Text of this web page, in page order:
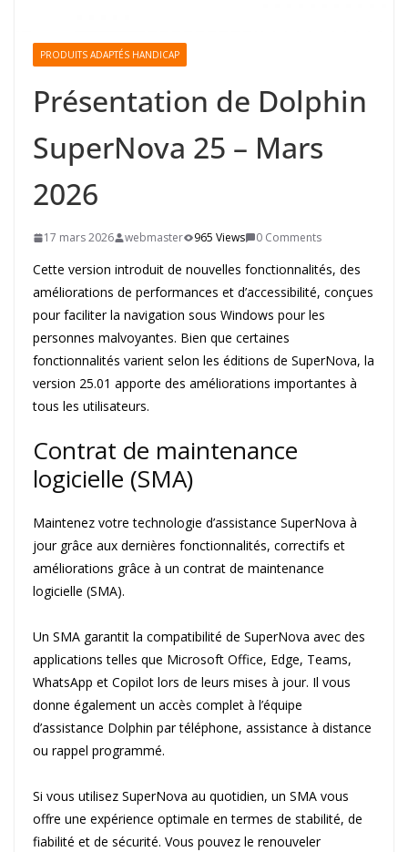
PRODUITS ADAPTÉS HANDICAP
Présentation de Dolphin
SuperNova 25 – Mars
2026
17 mars 2026 webmaster 965 Views 0 Comments
Cette version introduit de nouvelles fonctionnalités, des
améliorations de performances et d’accessibilité, conçues
pour faciliter la navigation sous Windows pour les
personnes malvoyantes. Bien que certaines
fonctionnalités varient selon les éditions de SuperNova, la
version 25.01 apporte des améliorations importantes à
tous les utilisateurs.
Contrat de maintenance
logicielle (SMA)
Maintenez votre technologie d’assistance SuperNova à
jour grâce aux dernières fonctionnalités, correctifs et
améliorations grâce à un contrat de maintenance
logicielle (SMA).
Un SMA garantit la compatibilité de SuperNova avec des
applications telles que Microsoft Office, Edge, Teams,
WhatsApp et Copilot lors de leurs mises à jour. Il vous
donne également un accès complet à l’équipe
d’assistance Dolphin par téléphone, assistance à distance
ou rappel programmé.
Si vous utilisez SuperNova au quotidien, un SMA vous
offre une expérience optimale en termes de stabilité, de
fiabilité et de sécurité. Vous pouvez le renouveler